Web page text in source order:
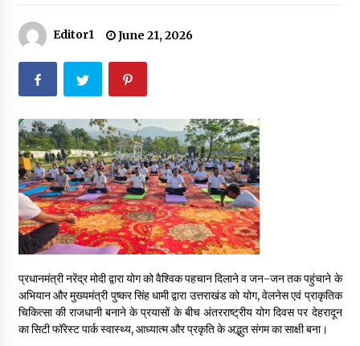
May 18, 2022
Thought Of The Day 17 May
May 17, 2022
Thought Of The Day 16 May
May 16, 2022
Thought Of The Day 14 May
Thought Of The Day 13 May
May 13, 2022
Editor1 June 21, 2026
प्रधानमंत्री नरेंद्र मोदी द्वारा योग को वैश्विक पहचान दिलाने व जन-जन तक पहुंचाने के
अभियान और मुख्यमंत्री पुष्कर सिंह धामी द्वारा उत्तराखंड को योग, वेलनेस एवं प्राकृतिक
चिकित्सा की राजधानी बनाने के प्रयासों के बीच अंतरराष्ट्रीय योग दिवस पर देहरादून
का सिटी फॉरेस्ट पार्क स्वास्थ्य, आध्यात्म और प्रकृति के अद्भुत संगम का साक्षी बना।